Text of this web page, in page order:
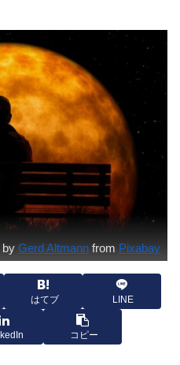
by Gerd Altmannfrom Pixabay
はてブ LINE
コピー